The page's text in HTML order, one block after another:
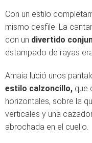
Con un estilo
mismo desfile. La
con un divertido
estampado de rayas
Amaia lució unos
estilo calzoncillo, que
horizontales, sobre la
verticales y una
abrochada en el cuello.